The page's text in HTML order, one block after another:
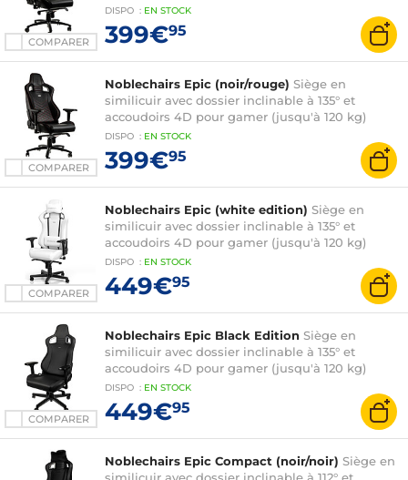
COMPARER
DISPO : EN STOCK
399€95
COMPARER
Noblechairs Epic (noir/rouge) Siège en
similicuir avec dossier inclinable à 135° et
accoudoirs 4D pour gamer (jusqu'à 120 kg)
DISPO : EN STOCK
399€95
COMPARER
Noblechairs Epic (white edition) Siège en
similicuir avec dossier inclinable à 135° et
accoudoirs 4D pour gamer (jusqu'à 120 kg)
DISPO : EN STOCK
449€95
COMPARER
Noblechairs Epic Black Edition Siège en
similicuir avec dossier inclinable à 135° et
accoudoirs 4D pour gamer (jusqu'à 120 kg)
DISPO : EN STOCK
449€95
Noblechairs Epic Compact (noir/noir) Siège en